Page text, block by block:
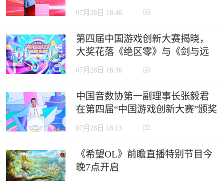
召开
07月28日 18:46
第四届中国游戏创新大赛揭晓，
大奖花落《绝区零》与《剑与远
征：启程》
07月28日 18:36
中国音数协第一副理事长张毅君
在第四届“中国游戏创新大赛”颁奖
典礼上的致辞
07月28日 18:13
《希望OL》前瞻直播特别节目今
晚7点开启